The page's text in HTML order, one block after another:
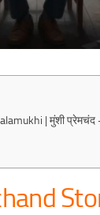
| मुंशी प्रेमचंद